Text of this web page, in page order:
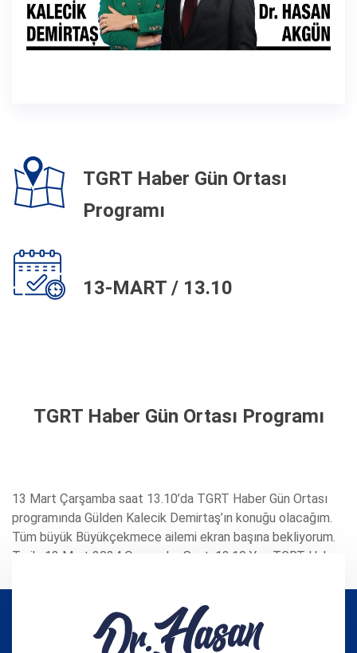
TGRT Haber Gün Ortası
Programı
13-MART / 13.10
TGRT Haber Gün Ortası Programı
13 Mart Çarşamba saat 13.10’da TGRT Haber Gün Ortası
programında Gülden Kalecik Demirtaş’ın konuğu olacağım.
Tüm büyük Büyükçekmece ailemi ekran başına bekliyorum.
Tarih: 13 Mart 2024 Çarşamba Saat: 13.10 Yer: TGRT Haber